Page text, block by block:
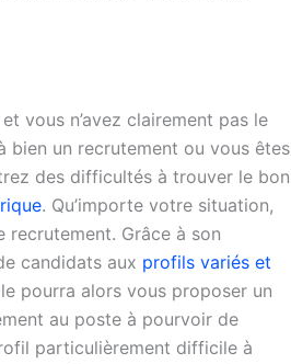
vous n’avez clairement pas le
bien un recrutement ou vous êtes
des difficultés à trouver le bon
. Qu’importe votre situation,
recrutement. Grâce à son
candidats aux profils variés et
pourra alors vous proposer un
au poste à pourvoir de
particulièrement difficile à